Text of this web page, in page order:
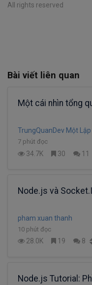
All rights reserved
Bài viết liên quan
Một cái nhìn tổng
TrungQuanDev Một
7 phút đọc
34.7K 30 11
Node.js và
pham xuan thanh
10 phút đọc
28.0K 19 8
Node.js Tutorial: